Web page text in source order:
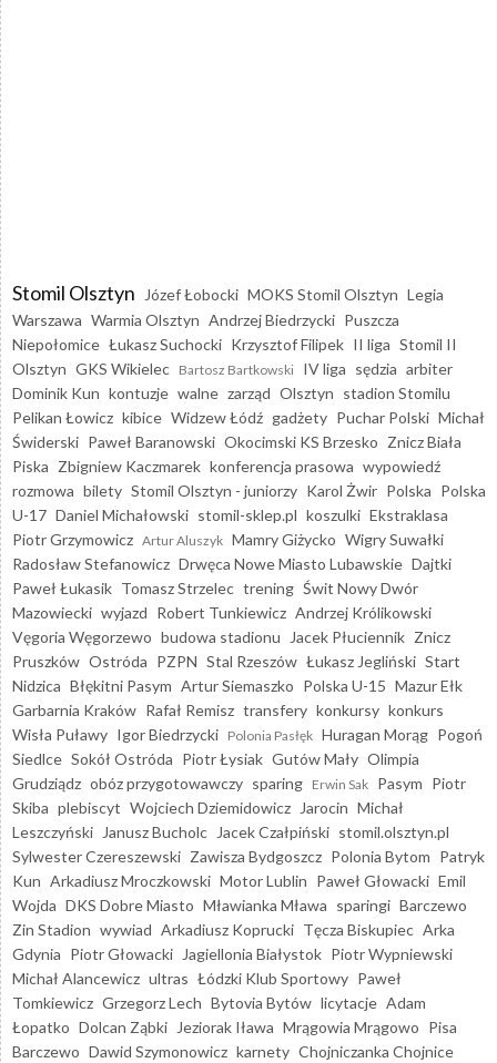
Stomil Olsztyn Józef Łobocki MOKS Stomil Olsztyn Legia
Warszawa Warmia Olsztyn Andrzej Biedrzycki Puszcza
Niepołomice Łukasz Suchocki Krzysztof Filipek II liga Stomil II
Olsztyn GKS Wikielec Bartosz Bartkowski IV liga sędzia arbiter
Dominik Kun kontuzje walne zarząd Olsztyn stadion Stomilu
Pelikan Łowicz kibice Widzew Łódź gadżety Puchar Polski Michał
Świderski Paweł Baranowski Okocimski KS Brzesko Znicz Biała
Piska Zbigniew Kaczmarek konferencja prasowa wypowiedź
rozmowa bilety Stomil Olsztyn - juniorzy Karol Żwir Polska Polska
U-17 Daniel Michałowski stomil-sklep.pl koszulki Ekstraklasa
Piotr Grzymowicz Artur Aluszyk Mamry Giżycko Wigry Suwałki
Radosław Stefanowicz Drwęca Nowe Miasto Lubawskie Dajtki
Paweł Łukasik Tomasz Strzelec trening Świt Nowy Dwór
Mazowiecki wyjazd Robert Tunkiewicz Andrzej Królikowski
Vęgoria Węgorzewo budowa stadionu Jacek Płuciennik Znicz
Pruszków Ostróda PZPN Stal Rzeszów Łukasz Jegliński Start
Nidzica Błękitni Pasym Artur Siemaszko Polska U-15 Mazur Ełk
Garbarnia Kraków Rafał Remisz transfery konkursy konkurs
Wisła Puławy Igor Biedrzycki Polonia Pasłęk Huragan Morąg Pogoń
Siedlce Sokół Ostróda Piotr Łysiak Gutów Mały Olimpia
Grudziądz obóz przygotowawczy sparing Erwin Sak Pasym Piotr
Skiba plebiscyt Wojciech Dziemidowicz Jarocin Michał
Leszczyński
Janusz Bucholc Jacek Czałpiński stomil.olsztyn.pl
Sylwester Czereszewski Zawisza Bydgoszcz Polonia Bytom Patryk
Kun Arkadiusz Mroczkowski Motor Lublin Paweł Głowacki Emil
Wojda DKS Dobre Miasto Mławianka Mława sparingi Barczewo
Zin Stadion wywiad Arkadiusz Koprucki Tęcza Biskupiec Arka
Gdynia Piotr Głowacki Jagiellonia Białystok Piotr Wypniewski
Michał Alancewicz ultras Łódzki Klub Sportowy Paweł
Tomkiewicz Grzegorz Lech Bytovia Bytów licytacje Adam
Łopatko Dolcan Ząbki Jeziorak Iława Mrągowia Mrągowo Pisa
Barczewo Dawid Szymonowicz karnety Chojniczanka Chojnice